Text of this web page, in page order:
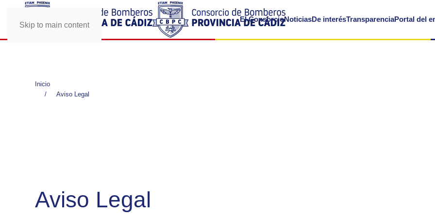
Skip to main content
El ConsorcioNoticiasDe interésTransparenciaPortal del
Inicio
Aviso Legal
Aviso Legal